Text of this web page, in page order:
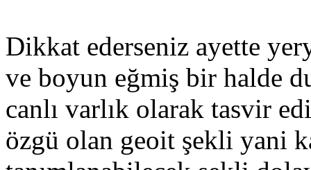
Dikkat ederseniz ayette
ve boyun eğmiş bir halde
canlı varlık olarak tasvir
özgü olan geoit şekli yani